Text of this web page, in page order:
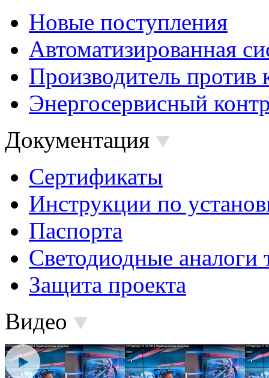
Новые поступления
Автоматизированная
Производитель против
Энергосервисный
Документация
Сертификаты
Инструкции по
Паспорта
Светодиодные аналоги
Защита проекта
Видео